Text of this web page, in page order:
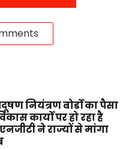
नियंत्रण बोर्डों का पैसा
कार्यों पर हो रहा है
ने राज्यों से मांगा